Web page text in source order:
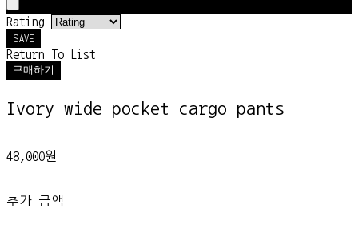
Rating
SAVE
Return To List
구매하기
Ivory wide pocket cargo pants
48,000원
추가 금액